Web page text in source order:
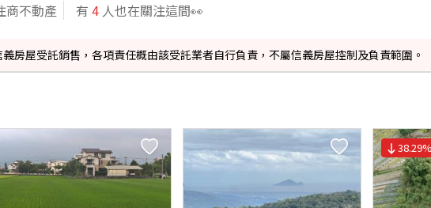
商不動產 有 4 人也在關注這間👀
房屋受託銷售，各項責任概由該受託業者自行負責，不屬信義房屋控制及負責範圍。
38.29%